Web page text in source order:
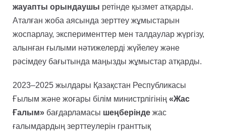
жауапты орындаушы ретінде қызмет атқарды.
Аталған жоба аясында зерттеу жұмыстарын
жоспарлау, эксперименттер мен талдаулар жүргізу,
алынған ғылыми нәтижелерді жүйелеу және
рәсімдеу бағытында маңызды жұмыстар атқарды.
2023–2025 жылдары Қазақстан Республикасы
Ғылым және жоғары білім министрлігінің «Жас
Ғалым» бағдарламасы шеңберінде жас
ғалымдардың зерттеулерін гранттық